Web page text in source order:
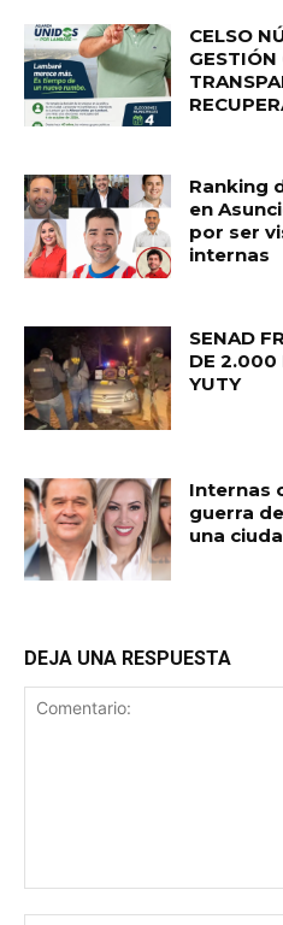
CELSO
GESTIÓN
Ranking
en
por ser
internas
SENAD
DE 2.000
YUTY
Internas
guerra
una
DEJA UNA RESPUESTA